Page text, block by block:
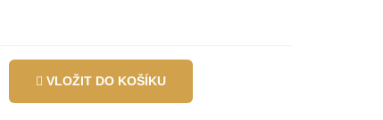
VLOŽIT DO KOŠÍKU